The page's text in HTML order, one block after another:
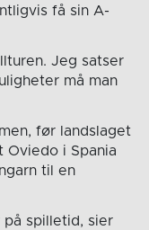
få sin A-
Jeg satser
må man
før landslaget
Oviedo i Spania
til en
spilletid, sier